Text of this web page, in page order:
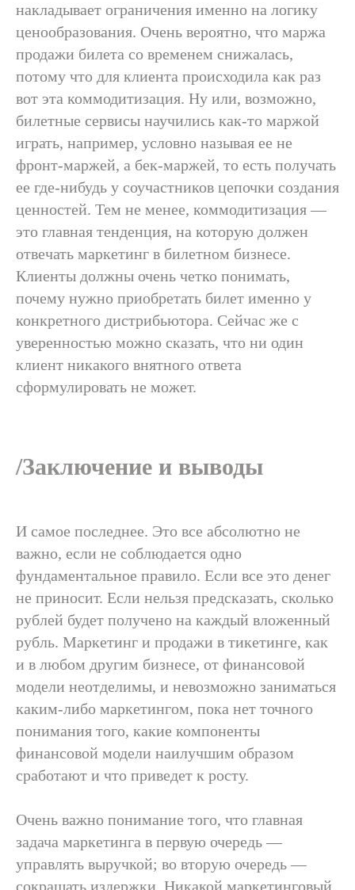
накладывает ограничения именно на логику
ценообразования. Очень вероятно, что маржа
продажи билета со временем снижалась,
потому что для клиента происходила как раз
вот эта коммодитизация. Ну или, возможно,
билетные сервисы научились как-то маржой
играть, например, условно называя ее не
фронт-маржей, а бек-маржей, то есть получать
ее где-нибудь у соучастников цепочки создания
ценностей. Тем не менее, коммодитизация —
это главная тенденция, на которую должен
отвечать маркетинг в билетном бизнесе.
Клиенты должны очень четко понимать,
почему нужно приобретать билет именно у
конкретного дистрибьютора. Сейчас же с
уверенностью можно сказать, что ни один
клиент никакого внятного ответа
сформулировать не может.
/Заключение и выводы
И самое последнее. Это все абсолютно не
важно, если не соблюдается одно
фундаментальное правило. Если все это денег
не приносит. Если нельзя предсказать, сколько
рублей будет получено на каждый вложенный
рубль. Маркетинг и продажи в тикетинге, как
и в любом другим бизнесе, от финансовой
модели неотделимы, и невозможно заниматься
каким-либо маркетингом, пока нет точного
понимания того, какие компоненты
финансовой модели наилучшим образом
сработают и что приведет к росту.
Очень важно понимание того, что главная
задача маркетинга в первую очередь —
управлять выручкой; во вторую очередь —
сокращать издержки. Никакой маркетинговый
Вы всегда можете связаться
с нами по вопросам
сотрудничества,
партнёрства и выступлений
Имя
Почта
Телефон
+7
Компания
Чем мы можем вам помочь
Стратегия